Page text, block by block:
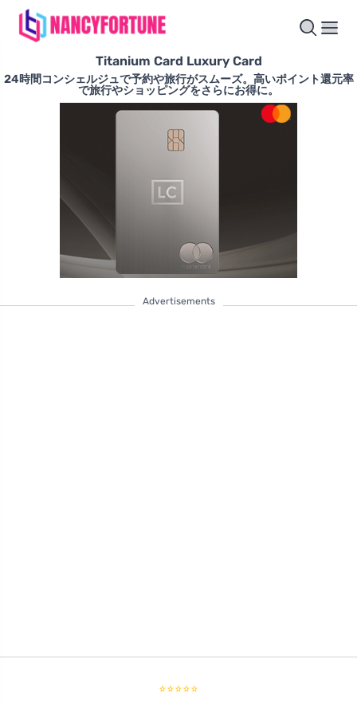
Titanium Card Luxury Card
24時間コンシェルジュで予約や旅行がスムーズ。高いポイント還元率
で旅行やショッピングをさらにお得に。
Advertisements
⭐⭐⭐⭐⭐